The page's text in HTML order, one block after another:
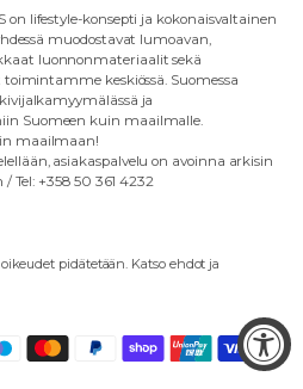
on lifestyle-konsepti ja kokonaisvaltainen
muodostavat lumoavan,
luonnonmateriaalit sekä
keskiössä. Suomessa
ja
Suomeen kuin maailmalle.
maailmaan!
asiakaspalvelu on avoinna arkisin
Tel: +358 50 361 4232
pidätetään. Katso ehdot ja